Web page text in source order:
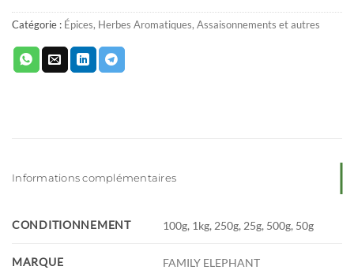
Catégorie : Épices, Herbes Aromatiques, Assaisonnements et autres
Informations complémentaires
CONDITIONNEMENT 100g, 1kg, 250g, 25g, 500g, 50g
MARQUE FAMILY ELEPHANT